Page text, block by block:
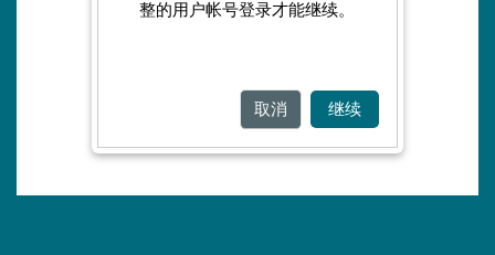
整的用户帐号登录才能继续。
取消 继续